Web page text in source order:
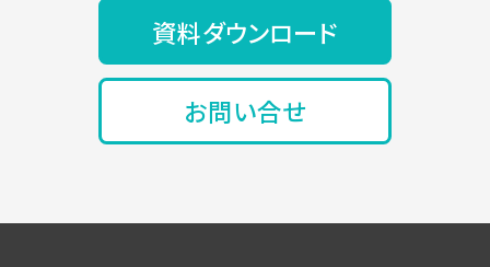
資料ダウンロード
お問い合せ